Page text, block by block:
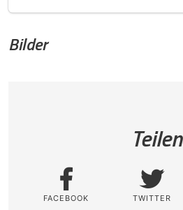
Bilder
Teilen
FACEBOOK TWITTER